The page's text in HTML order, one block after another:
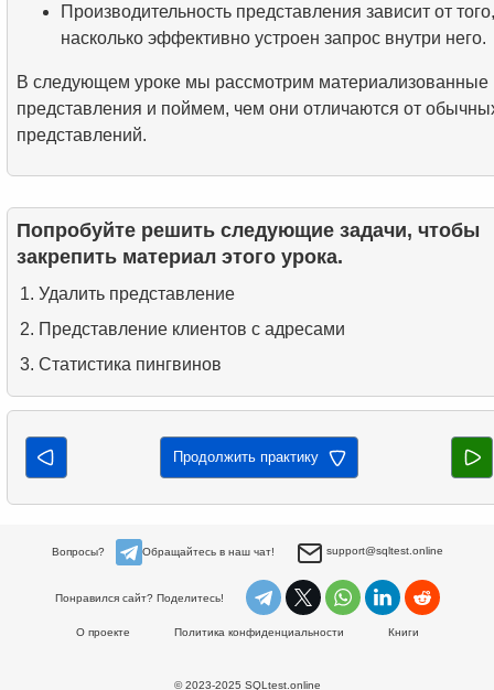
Производительность представления зависит от того,
насколько эффективно устроен запрос внутри него.
В следующем уроке мы рассмотрим материализованные
представления и поймем, чем они отличаются от
представлений.
Попробуйте решить следующие задачи, чтобы
закрепить материал этого урока.
Удалить представление
Представление клиентов с адресами
Статистика пингвинов
Продолжить практику
Вопросы? Обращайтесь в наш чат! support@sqltest.online
Понравился сайт? Поделитесь!
О проекте Политика конфиденциальности Книги
© 2023-2025 SQLtest.online